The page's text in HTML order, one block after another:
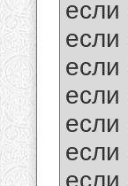
если
если
если